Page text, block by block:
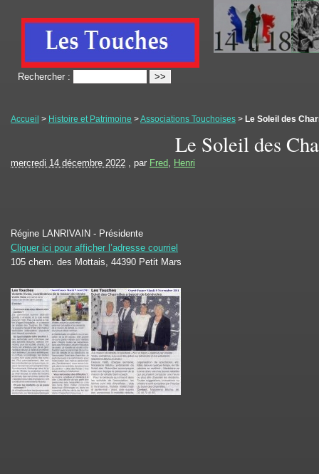
Rechercher :
Accueil > Histoire et Patrimoine >Associations Touchoises > Le Soleil des
Le Soleil des
mercredi 14 décembre 2022 , par Fred, Henri
Régine LANRIVAIN - Présidente
Cliquer ici pour afficher l’adresse courriel
105 chem. des Mottais, 44390 Petit Mars